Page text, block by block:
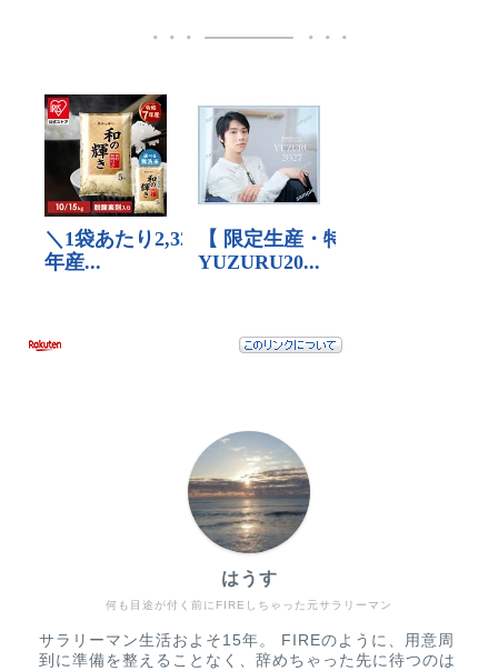
何も目途が付く前にFIREしちゃった元サラリーマン
はうす
サラリーマン生活およそ15年。 FIREのように、用意周
到に準備を整えることなく、辞めちゃった先に待つのは